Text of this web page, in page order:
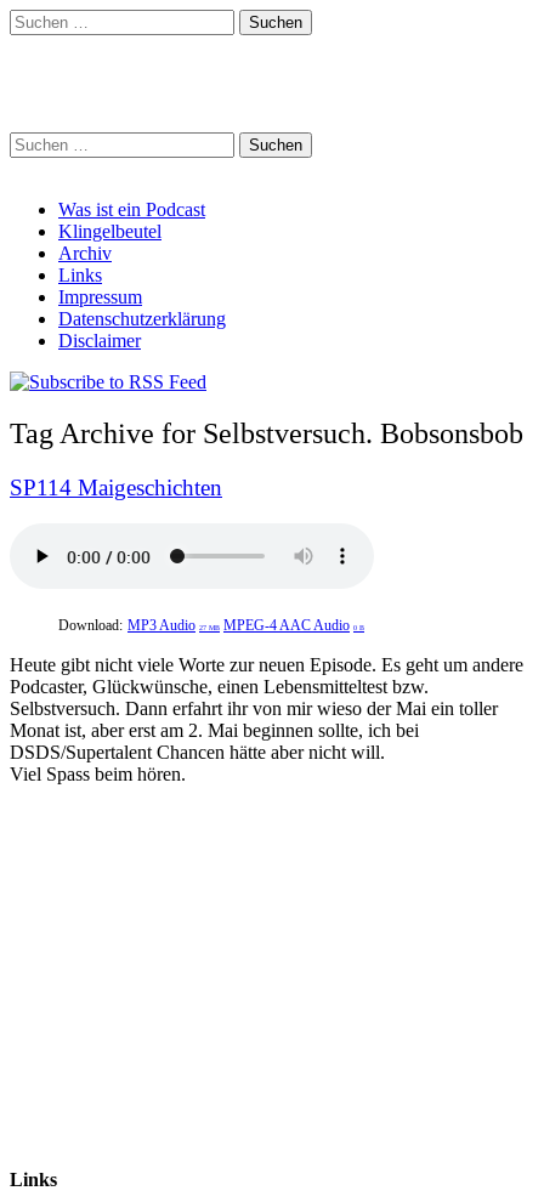
Suchen
nach:
Suchen
nach:
Main
menu
Skip
content
Was ist ein Podcast
Klingelbeutel
Archiv
Links
Impressum
Datenschutzerklärung
Disclaimer
Tag Archive for Selbstversuch. Bobsonsbob
SP114 Maigeschichten
Download: MP3 Audio 27 MB MPEG-4 AAC Audio 0 B
Heute gibt nicht viele Worte zur neuen Episode. Es geht um andere
Podcaster, Glückwünsche, einen Lebensmitteltest bzw.
Selbstversuch. Dann erfahrt ihr von mir wieso der Mai ein toller
Monat ist, aber erst am 2. Mai beginnen sollte, ich bei
DSDS/Supertalent Chancen hätte aber nicht will.
Viel Spass beim hören.
Links